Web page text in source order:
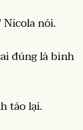
Nicola nói.
đúng là bình
táo lại.